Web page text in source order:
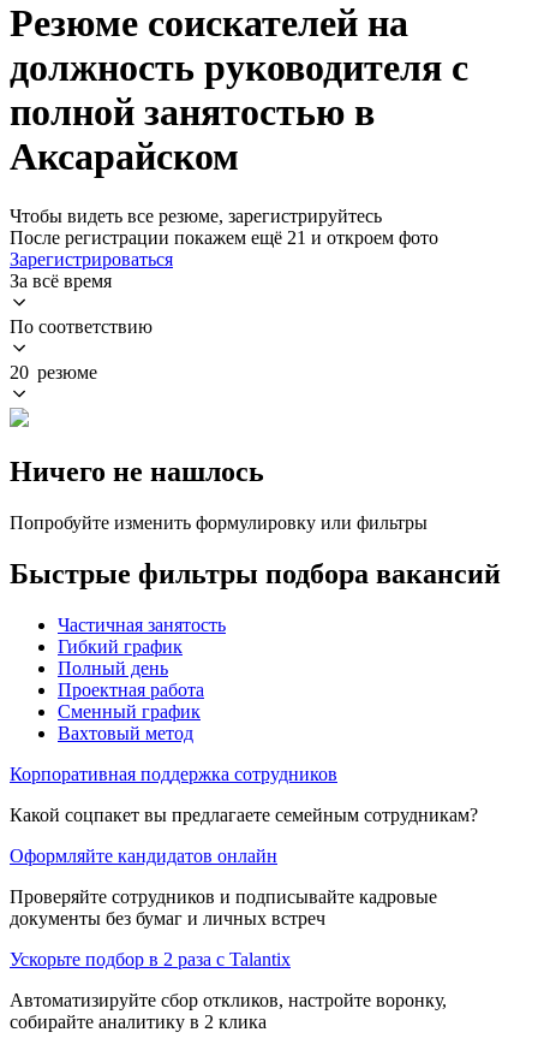
Резюме соискателей на
должность руководителя с
полной занятостью в
Аксарайском
Чтобы видеть все резюме, зарегистрируйтесь
После регистрации покажем ещё 21 и откроем фото
Зарегистрироваться
За всё время
По соответствию
20 резюме
Ничего не нашлось
Попробуйте изменить формулировку или фильтры
Быстрые фильтры подбора вакансий
Частичная занятость
Гибкий график
Полный день
Проектная работа
Сменный график
Вахтовый метод
Корпоративная поддержка сотрудников
Какой соцпакет вы предлагаете семейным сотрудникам?
Оформляйте кандидатов онлайн
Проверяйте сотрудников и подписывайте кадровые
документы без бумаг и личных встреч
Ускорьте подбор в 2 раза с Talantix
Автоматизируйте сбор откликов, настройте воронку,
собирайте аналитику в 2 клика